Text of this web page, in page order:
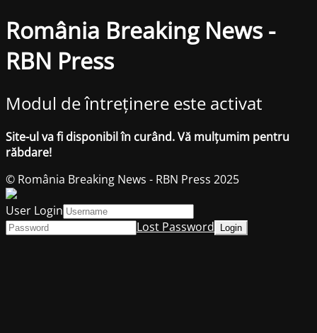
România Breaking News -
RBN Press
Modul de întreținere este activat
Site-ul va fi disponibil în curând. Vă mulțumim pentru
răbdare!
© România Breaking News - RBN Press 2025
User Login
Lost Password